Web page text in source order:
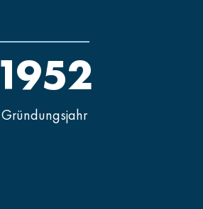
Gründungsjahr
1952